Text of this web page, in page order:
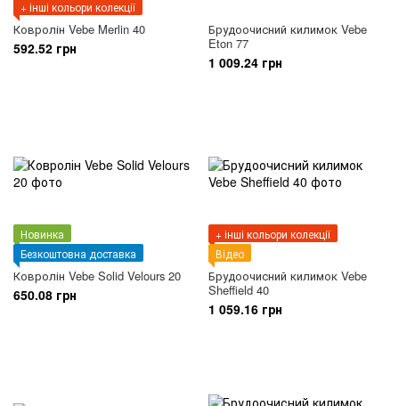
+ інші кольори колекції
Ковролін Vebe Merlin 40
592.52 грн
Брудоочисний килимок Vebe
Eton 77
1 009.24 грн
Новинка
Безкоштовна доставка
Ковролін Vebe Solid Velours 20
650.08 грн
+ інші кольори колекції
Відео
Брудоочисний килимок Vebe
Sheffield 40
1 059.16 грн